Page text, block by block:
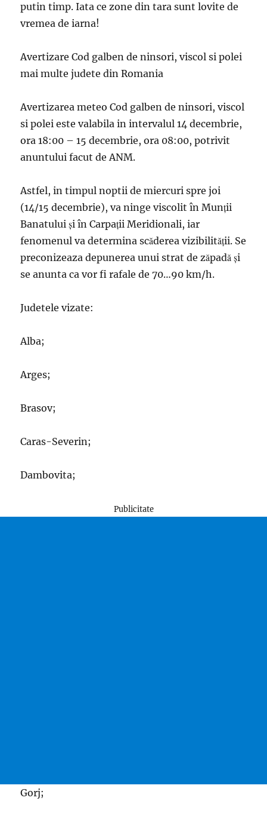
putin timp. Iata ce zone din tara sunt lovite de
vremea de iarna!
Avertizare Cod galben de ninsori, viscol si polei
mai multe judete din Romania
Avertizarea meteo Cod galben de ninsori, viscol
si polei este valabila in intervalul 14 decembrie,
ora 18:00 – 15 decembrie, ora 08:00, potrivit
anuntului facut de ANM.
Astfel, in timpul noptii de miercuri spre joi
(14/15 decembrie), va ninge viscolit în Munții
Banatului și în Carpații Meridionali, iar
fenomenul va determina scăderea vizibilității. Se
preconizeaza depunerea unui strat de zăpadă și
se anunta ca vor fi rafale de 70…90 km/h.
Judetele vizate:
Alba;
Arges;
Brasov;
Caras-Severin;
Dambovita;
Publicitate
Gorj;